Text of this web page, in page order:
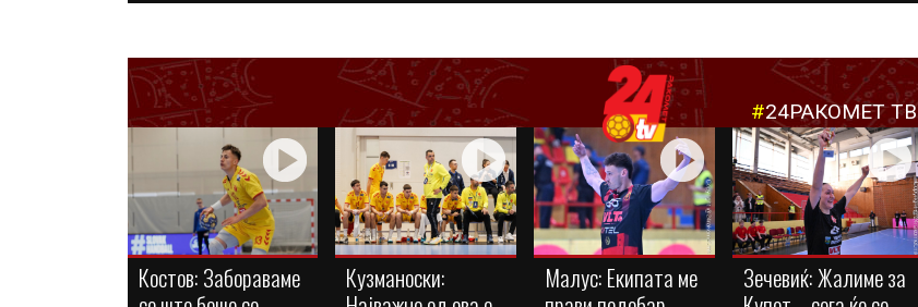
#24РАКОМЕТ ТВ
Костов: Забораваме
Кузманоски:
Малус: Eкипата ме
Зечевиќ: Жалиме за